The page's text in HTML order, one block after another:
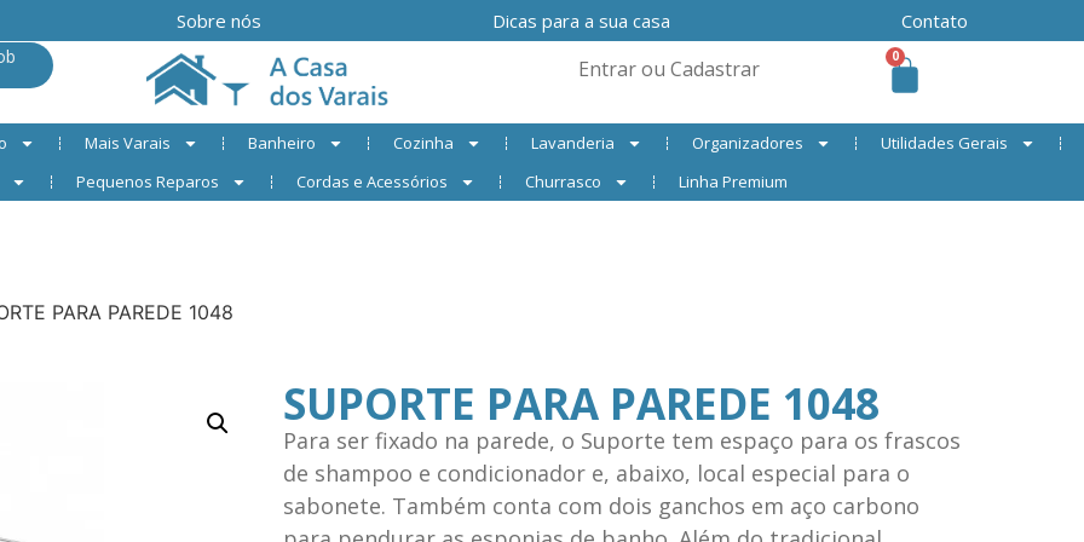
Sobre nós Dicas para a sua casa Contato
Entrar ou Cadastrar 0
Mais Varais Banheiro Cozinha Lavanderia Organizadores
Utilidades Gerais
Pequenos Reparos Cordas e Acessórios Churrasco Linha Premium
PARA PAREDE 1048
SUPORTE PARA PAREDE 1048
Para ser fixado na parede, o Suporte tem espaço para os frascos
de shampoo e condicionador e, abaixo, local especial para o
sabonete. Também conta com dois ganchos em aço carbono